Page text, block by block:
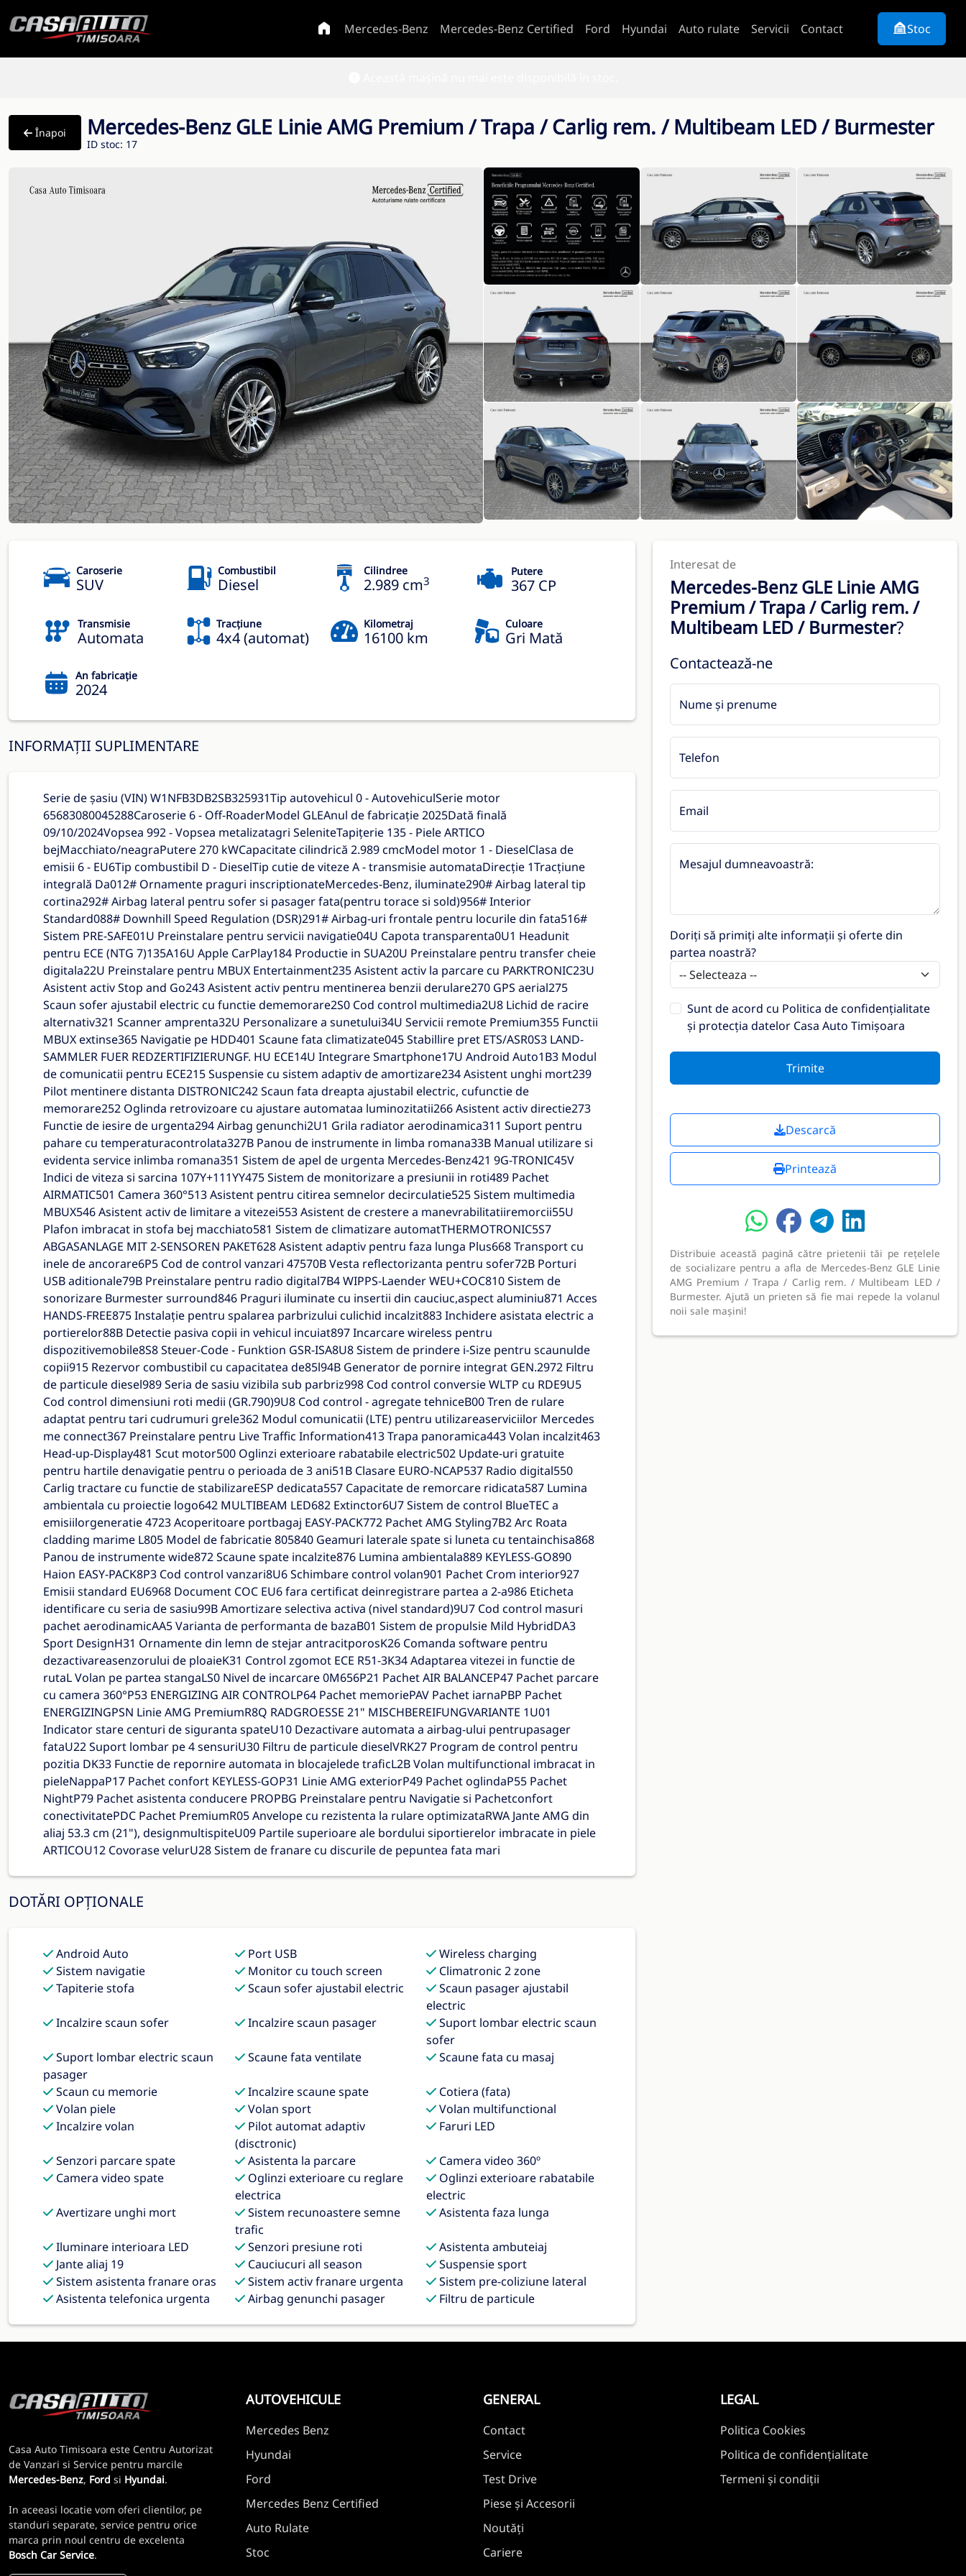
Mercedes-Benz Mercedes-Benz Certified Ford Hyundai Auto rulate Servicii Contact Stoc
Înapoi Mercedes-Benz GLE Linie AMG Premium / Trapa / Carlig rem. / Multibeam LED / Burmester
ID stoc: 17
Caroserie
SUV
Combustibil
Diesel
Cilindree
2.989 cm3
Putere
367 CP
Transmisie
Automata
Tracțiune
4x4 (automat)
Kilometraj
16100 km
Culoare
Gri Mată
An fabricație
2024
INFORMAȚII SUPLIMENTARE
Serie de șasiu (VIN) W1NFB3DB2SB325931Tip autovehicul 0 - AutovehiculSerie motor
65683080045288Caroserie 6 - Off-RoaderModel GLEAnul de fabricație 2025Dată finală
09/10/2024Vopsea 992 - Vopsea metalizatagri SeleniteTapițerie 135 - Piele ARTICO
bejMacchiato/neagraPutere 270 kWCapacitate cilindrică 2.989 cmcModel motor 1 - DieselClasa de
emisii 6 - EU6Tip combustibil D - DieselTip cutie de viteze A - transmisie automataDirecție 1Tracțiune
integrală Da012# Ornamente praguri inscriptionateMercedes-Benz, iluminate290# Airbag lateral tip
cortina292# Airbag lateral pentru sofer si pasager fata(pentru torace si sold)956# Interior
Standard088# Downhill Speed Regulation (DSR)291# Airbag-uri frontale pentru locurile din fata516#
Sistem PRE-SAFE01U Preinstalare pentru servicii navigatie04U Capota transparenta0U1 Headunit
pentru ECE (NTG 7)135A16U Apple CarPlay184 Productie in SUA20U Preinstalare pentru transfer cheie
digitala22U Preinstalare pentru MBUX Entertainment235 Asistent activ la parcare cu PARKTRONIC23U
Asistent activ Stop and Go243 Asistent activ pentru mentinerea benzii derulare270 GPS aerial275
Scaun sofer ajustabil electric cu functie dememorare2S0 Cod control multimedia2U8 Lichid de racire
alternativ321 Scanner amprenta32U Personalizare a sunetului34U Servicii remote Premium355 Functii
MBUX extinse365 Navigatie pe HDD401 Scaune fata climatizate045 Stabillire pret ETS/ASR0S3 LAND-
SAMMLER FUER REDZERTIFIZIERUNGF. HU ECE14U Integrare Smartphone17U Android Auto1B3 Modul
de comunicatii pentru ECE215 Suspensie cu sistem adaptiv de amortizare234 Asistent unghi mort239
Pilot mentinere distanta DISTRONIC242 Scaun fata dreapta ajustabil electric, cufunctie de
memorare252 Oglinda retrovizoare cu ajustare automataa luminozitatii266 Asistent activ directie273
Functie de iesire de urgenta294 Airbag genunchi2U1 Grila radiator aerodinamica311 Suport pentru
pahare cu temperaturacontrolata327B Panou de instrumente in limba romana33B Manual utilizare si
evidenta service inlimba romana351 Sistem de apel de urgenta Mercedes-Benz421 9G-TRONIC45V
Indici de viteza si sarcina 107Y+111YY475 Sistem de monitorizare a presiunii in roti489 Pachet
AIRMATIC501 Camera 360°513 Asistent pentru citirea semnelor decirculatie525 Sistem multimedia
MBUX546 Asistent activ de limitare a vitezei553 Asistent de crestere a manevrabilitatiiremorcii55U
Plafon imbracat in stofa bej macchiato581 Sistem de climatizare automatTHERMOTRONIC5S7
ABGASANLAGE MIT 2-SENSOREN PAKET628 Asistent adaptiv pentru faza lunga Plus668 Transport cu
inele de ancorare6P5 Cod de control vanzari 47570B Vesta reflectorizanta pentru sofer72B Porturi
USB aditionale79B Preinstalare pentru radio digital7B4 WIPPS-Laender WEU+COC810 Sistem de
sonorizare Burmester surround846 Praguri iluminate cu insertii din cauciuc,aspect aluminiu871 Acces
HANDS-FREE875 Instalaţie pentru spalarea parbrizului culichid incalzit883 Inchidere asistata electric a
portierelor88B Detectie pasiva copii in vehicul incuiat897 Incarcare wireless pentru
dispozitivemobile8S8 Steuer-Code - Funktion GSR-ISA8U8 Sistem de prindere i-Size pentru scaunulde
copii915 Rezervor combustibil cu capacitatea de85l94B Generator de pornire integrat GEN.2972 Filtru
de particule diesel989 Seria de sasiu vizibila sub parbriz998 Cod control conversie WLTP cu RDE9U5
Cod control dimensiuni roti medii (GR.790)9U8 Cod control - agregate tehniceB00 Tren de rulare
adaptat pentru tari cudrumuri grele362 Modul comunicatii (LTE) pentru utilizareaserviciilor Mercedes
me connect367 Preinstalare pentru Live Traffic Information413 Trapa panoramica443 Volan incalzit463
Head-up-Display481 Scut motor500 Oglinzi exterioare rabatabile electric502 Update-uri gratuite
pentru hartile denavigatie pentru o perioada de 3 ani51B Clasare EURO-NCAP537 Radio digital550
Carlig tractare cu functie de stabilizareESP dedicata557 Capacitate de remorcare ridicata587 Lumina
ambientala cu proiectie logo642 MULTIBEAM LED682 Extinctor6U7 Sistem de control BlueTEC a
emisiilorgeneratie 4723 Acoperitoare portbagaj EASY-PACK772 Pachet AMG Styling7B2 Arc Roata
cladding marime L805 Model de fabricatie 805840 Geamuri laterale spate si luneta cu tentainchisa868
Panou de instrumente wide872 Scaune spate incalzite876 Lumina ambientala889 KEYLESS-GO890
Haion EASY-PACK8P3 Cod control vanzari8U6 Schimbare control volan901 Pachet Crom interior927
Emisii standard EU6968 Document COC EU6 fara certificat deinregistrare partea a 2-a986 Eticheta
identificare cu seria de sasiu99B Amortizare selectiva activa (nivel standard)9U7 Cod control masuri
pachet aerodinamicAA5 Varianta de performanta de bazaB01 Sistem de propulsie Mild HybridDA3
Sport DesignH31 Ornamente din lemn de stejar antracitporosK26 Comanda software pentru
dezactivareasenzorului de ploaieK31 Control zgomot ECE R51-3K34 Adaptarea vitezei in functie de
rutaL Volan pe partea stangaLS0 Nivel de incarcare 0M656P21 Pachet AIR BALANCEP47 Pachet parcare
cu camera 360°P53 ENERGIZING AIR CONTROLP64 Pachet memoriePAV Pachet iarnaPBP Pachet
ENERGIZINGPSN Linie AMG PremiumR8Q RADGROESSE 21" MISCHBEREIFUNGVARIANTE 1U01
Indicator stare centuri de siguranta spateU10 Dezactivare automata a airbag-ului pentrupasager
fataU22 Suport lombar pe 4 sensuriU30 Filtru de particule dieselVRK27 Program de control pentru
pozitia DK33 Functie de repornire automata in blocajelede traficL2B Volan multifunctional imbracat in
pieleNappaP17 Pachet confort KEYLESS-GOP31 Linie AMG exteriorP49 Pachet oglindaP55 Pachet
NightP79 Pachet asistenta conducere PROPBG Preinstalare pentru Navigatie si Pachetconfort
conectivitatePDC Pachet PremiumR05 Anvelope cu rezistenta la rulare optimizataRWA Jante AMG din
aliaj 53.3 cm (21"), designmultispiteU09 Partile superioare ale bordului siportierelor imbracate in piele
ARTICOU12 Covorase velurU28 Sistem de franare cu discurile de pepuntea fata mari
DOTĂRI OPȚIONALE
Android Auto Port USB
Wireless charging
Sistem navigatie
Monitor cu touch screen
Climatronic 2 zone
Tapiterie stofa
Scaun sofer ajustabil electric
Scaun pasager ajustabil
electric
Incalzire scaun sofer
Incalzire scaun pasager
Suport lombar electric scaun
sofer
Suport lombar electric scaun
pasager
Scaune fata ventilate Scaune fata cu masaj
Scaun cu memorie Incalzire scaune spate
Cotiera (fata)
Volan piele
Volan sport
Volan multifunctional
Incalzire volan
Pilot automat adaptiv
(disctronic)
Faruri LED
Senzori parcare spate Asistenta la parcare
Camera video 360º
Camera video spate
Oglinzi exterioare cu reglare
electrica
Oglinzi exterioare rabatabile
electric
Avertizare unghi mort
Sistem recunoastere semne
trafic
Asistenta faza lunga
Iluminare interioara LED Senzori presiune roti
Asistenta ambuteiaj
Jante aliaj 19
Cauciucuri all season
Suspensie sport
Sistem asistenta franare oras
Sistem activ franare urgenta
Sistem pre-coliziune lateral
Asistenta telefonica urgenta
Airbag genunchi pasager Filtru de particule
Interesat de
Mercedes-Benz GLE Linie AMG
Premium / Trapa / Carlig rem. /
Multibeam LED / Burmester?
Contactează-ne
Nume și prenume
Telefon
Email
Mesajul dumneavoastră:
Doriți să primiți alte informații și oferte din
partea noastră?
Sunt de acord cu Politica de confidențialitate
și protecția datelor Casa Auto Timișoara
Trimite
Descarcă
Printează
Distribuie această pagină către prietenii tăi pe rețelele
de socializare pentru a afla de Mercedes-Benz GLE Linie
AMG Premium / Trapa / Carlig rem. / Multibeam LED /
Burmester. Ajută un prieten să fie mai repede la volanul
noii sale mașini!
Casa Auto Timisoara este Centru Autorizat
de Vanzari si Service pentru marcile
Mercedes-Benz, Ford si Hyundai.
In aceeasi locatie vom oferi clientilor, pe
standuri separate, service pentru orice
marca prin noul centru de excelenta
Bosch Car Service.
AUTOVEHICULE
Mercedes Benz
Hyundai
Ford
Mercedes Benz Certified
Auto Rulate
Stoc
GENERAL
Contact
Service
Test Drive
Piese și Accesorii
Noutăți
Cariere
LEGAL
Politica Cookies
Politica de confidențialitate
Termeni și condiții